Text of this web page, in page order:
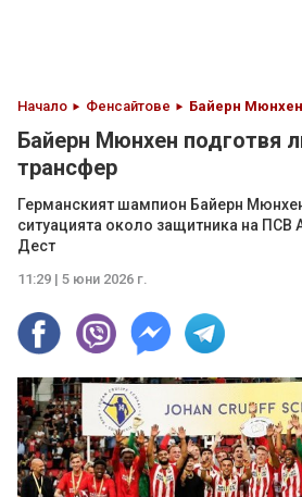
Начало Фенсайтове Байерн Мюнхен
Байерн Мюнхен подготвя
трансфер
Германският шампион Байерн
ситуацията около защитника на ПСВ
Дест
11:29 | 5 юни 2026 г.